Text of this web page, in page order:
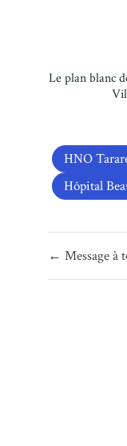
Le plan blanc
HNO
Hôpital
de
l’article
← Message à